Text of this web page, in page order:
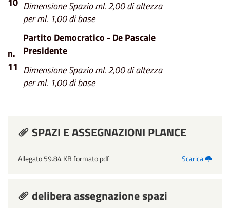
Dimensione Spazio ml. 2,00 di altezza
per ml. 1,00 di base
n.
11
Partito Democratico - De Pascale
Presidente
Dimensione Spazio ml. 2,00 di altezza
per ml. 1,00 di base
SPAZI E ASSEGNAZIONI PLANCE
Allegato 59.84 KB formato pdf Scarica
delibera assegnazione spazi